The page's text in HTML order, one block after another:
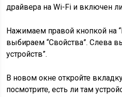
драйвера на Wi-Fi и включен
Нажимаем правой кнопкой на
выбираем“Свойства”. Слева
устройств”.
В новом окне откройте
посмотрите, есть ли там